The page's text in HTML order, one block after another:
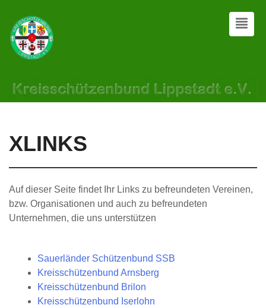
XLINKS
Auf dieser Seite findet Ihr Links zu befreundeten Vereinen,
bzw. Organisationen und auch zu befreundeten
Unternehmen, die uns unterstützen
Sauerländer Schützenbund SSB
Kreisschützenbund Arnsberg
Kreisschützenbund Brilon
Kreisschützenbund Iserlohn